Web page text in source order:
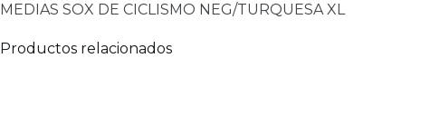
MEDIAS SOX DE CICLISMO NEG/TURQUESA XL
Productos relacionados